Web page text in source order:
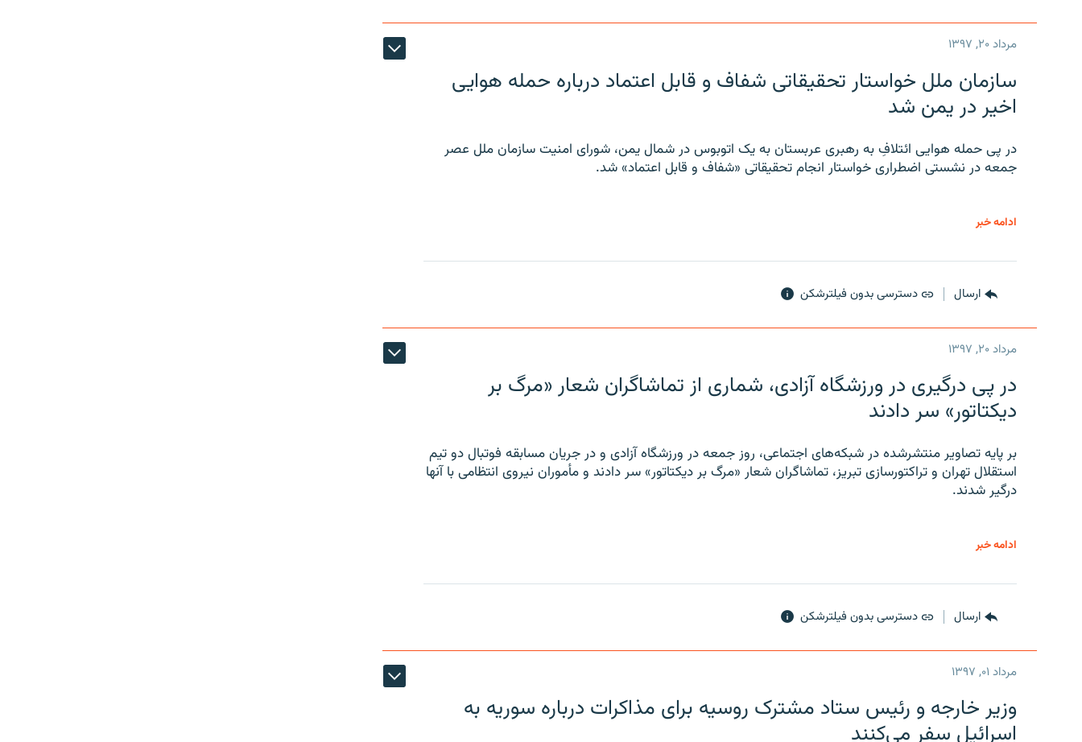
مرداد ۲۰, ۱۳۹۷
سازمان ملل خواستار تحقیقاتی شفاف و قابل اعتماد درباره حمله هوایی
اخیر در یمن شد
در پی حمله هوایی ائتلافِ به رهبری عربستان به یک اتوبوس در شمال یمن، شورای امنیت سازمان ملل عصر
جمعه در نشستی اضطراری خواستار انجام تحقیقاتی «شفاف و قابل اعتماد» شد.
ادامه خبر
ارسال دسترسی بدون فیلترشکن
مرداد ۲۰, ۱۳۹۷
در پی درگیری در ورزشگاه آزادی، شماری از تماشاگران شعار «مرگ بر
دیکتاتور» سر دادند
بر پایه تصاویر منتشرشده در شبکه‌های اجتماعی، روز جمعه در ورزشگاه آزادی و در جریان مسابقه فوتبال دو تیم
استقلال تهران و تراکتورسازی تبریز، تماشاگران شعار «مرگ بر دیکتاتور» سر دادند و مأموران نیروی انتظامی با آنها
درگیر شدند.
ادامه خبر
ارسال دسترسی بدون فیلترشکن
مرداد ۰۱, ۱۳۹۷
وزیر خارجه و رئیس‌ ستاد مشترک روسیه برای مذاکرات درباره سوریه به
اسرائیل سفر می‌کنند